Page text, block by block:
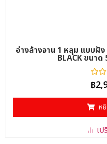
อ่างล้างจาน 1 หลุม แบบฝั
BLACK ขนาด
ให้
คะแ
0
ตั้งแต่
1-
5
฿
ห
เ